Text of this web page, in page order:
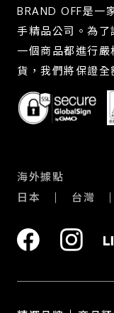
BRAND OFF是一
手精品公司。為
一個商品都進行
貨，我們將保證全
海外據點
日本
台灣